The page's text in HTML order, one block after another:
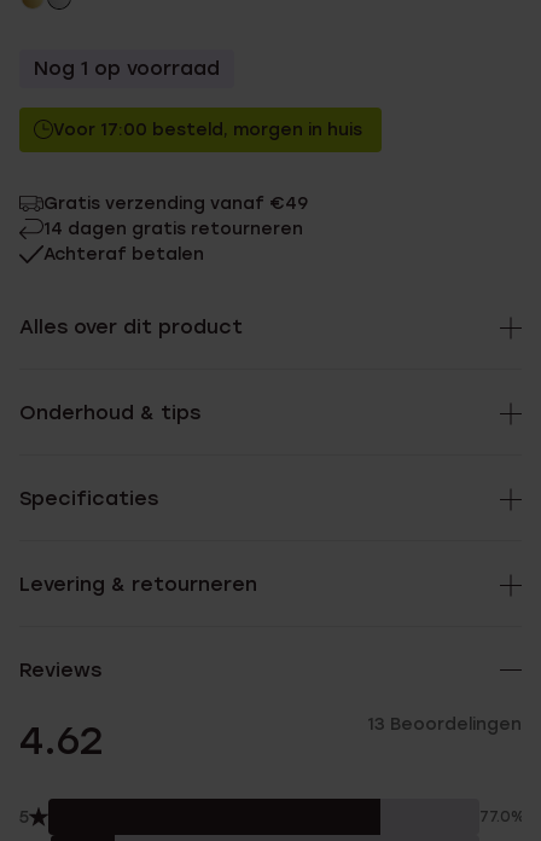
Nog 1 op voorraad
Voor 17:00 besteld, morgen in huis
Gratis verzending vanaf €49
14 dagen gratis retourneren
Achteraf betalen
Alles over dit product
Onderhoud & tips
Specificaties
Levering & retourneren
Reviews
4.62 13 Beoordelingen
5 77.0%